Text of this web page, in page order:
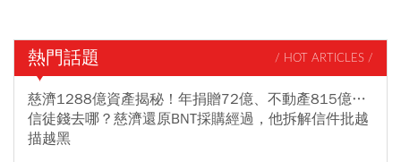
熱門話題 / HOT ARTICLES /
慈濟1288億資產揭秘！年捐贈72億、不動產815億…
信徒錢去哪？慈濟還原BNT採購經過，他拆解信件批越
描越黑